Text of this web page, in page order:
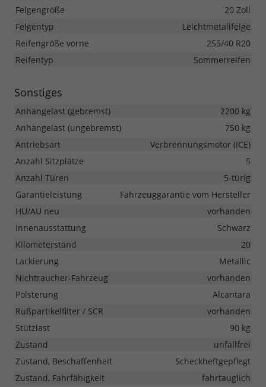
Felgengröße
20 Zoll
Felgentyp
Leichtmetallfelge
Reifengröße vorne
255/40 R20
Reifentyp
Sommerreifen
Sonstiges
Anhängelast (gebremst)
2200 kg
Anhängelast (ungebremst)
750 kg
Antriebsart
Verbrennungsmotor (ICE)
Anzahl Sitzplätze
5
Anzahl Türen
5-türig
Garantieleistung
Fahrzeuggarantie vom Hersteller
HU/AU neu
vorhanden
Innenausstattung
Schwarz
Kilometerstand
20
Lackierung
Metallic
Nichtraucher-Fahrzeug
vorhanden
Polsterung
Alcantara
Rußpartikelfilter / SCR
vorhanden
Stützlast
90 kg
Zustand
unfallfrei
Zustand, Beschaffenheit
Scheckheftgepflegt
Zustand, Fahrfähigkeit
fahrtauglich